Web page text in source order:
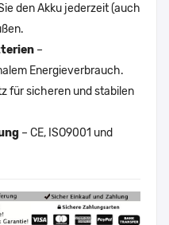
den Akku jederzeit (auch
–
Energieverbrauch.
für sicheren und stabilen
– CE, ISO9001 und